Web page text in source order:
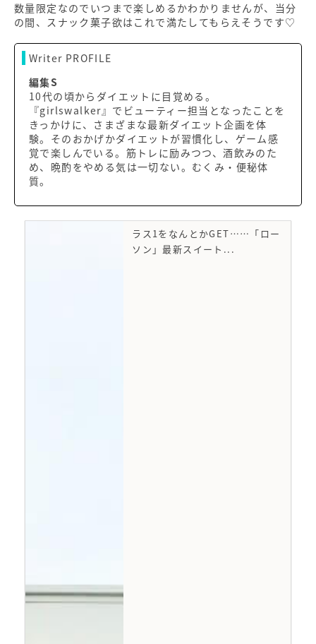
数量限定なのでいつまで楽しめるかわかりませんが、当分
の間、スナック菓子欲はこれで満たしてもらえそうです♡
Writer PROFILE
編集S
10代の頃からダイエットに目覚める。
『girlswalker』でビューティー担当となったことを
きっかけに、さまざまな最新ダイエット企画を体
験。そのおかげかダイエットが習慣化し、ゲーム感
覚で楽しんでいる。筋トレに励みつつ、酒飲みのた
め、晩酌をやめる気は一切ない。むくみ・便秘体
質。
ラス1をなんとかGET……「ロー
ソン」最新スイート...